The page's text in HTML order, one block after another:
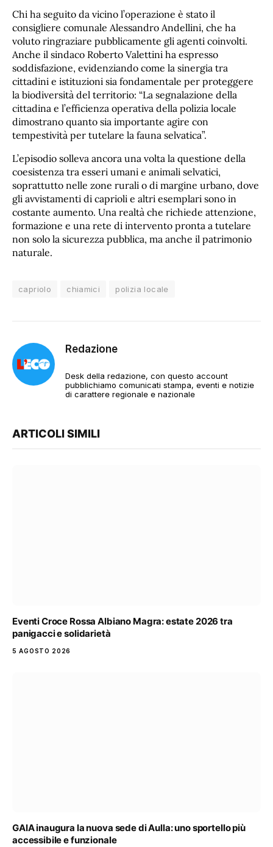
Chi ha seguito da vicino l’operazione è stato il
consigliere comunale Alessandro Andellini, che ha
voluto ringraziare pubblicamente gli agenti coinvolti.
Anche il sindaco Roberto Valettini ha espresso
soddisfazione, evidenziando come la sinergia tra
cittadini e istituzioni sia fondamentale per proteggere
la biodiversità del territorio: “La segnalazione della
cittadina e l’efficienza operativa della polizia locale
dimostrano quanto sia importante agire con
tempestività per tutelare la fauna selvatica”.
L’episodio solleva ancora una volta la questione della
coesistenza tra esseri umani e animali selvatici,
soprattutto nelle zone rurali o di margine urbano, dove
gli avvistamenti di caprioli e altri esemplari sono in
costante aumento. Una realtà che richiede attenzione,
formazione e una rete di intervento pronta a tutelare
non solo la sicurezza pubblica, ma anche il patrimonio
naturale.
capriolo chiamici polizia locale
Redazione
Desk della redazione, con questo account
pubblichiamo comunicati stampa, eventi e notizie
di carattere regionale e nazionale
ARTICOLI SIMILI
Eventi Croce Rossa Albiano Magra: estate 2026 tra
panigacci e solidarietà
5 AGOSTO 2026
GAIA inaugura la nuova sede di Aulla: uno sportello più
accessibile e funzionale